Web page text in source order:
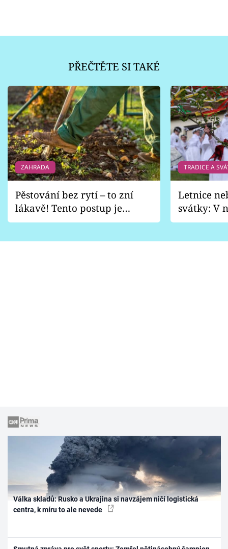
PŘEČTĚTE SI TAKÉ
ZAHRADA
Pěstování bez rytí – to zní
lákavě! Tento postup je
vhodný jen pro některé
TRADICE A
Letnice
svátky: V
pondělí
Válka skladů: Rusko a Ukrajina si navzájem ničí logistická
centra, k míru to ale nevede